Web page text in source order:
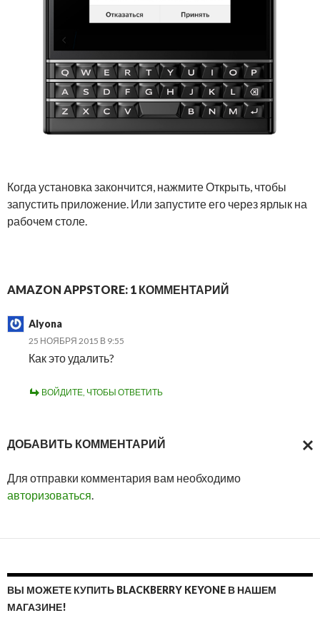
Когда установка закончится, нажмите Открыть, чтобы
запустить приложение. Или запустите его через ярлык на
рабочем столе.
AMAZON APPSTORE: 1 КОММЕНТАРИЙ
Alyona
25 НОЯБРЯ 2015 В 9:55
Как это удалить?
ВОЙДИТЕ, ЧТОБЫ ОТВЕТИТЬ
ДОБАВИТЬ КОММЕНТАРИЙ
Для отправки комментария вам необходимо
авторизоваться.
ВЫ МОЖЕТЕ КУПИТЬ BLACKBERRY KEYONE В НАШЕМ
МАГАЗИНЕ!